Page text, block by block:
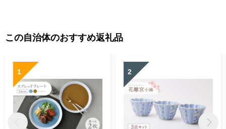
この自治体のおすすめ返礼品
1 2